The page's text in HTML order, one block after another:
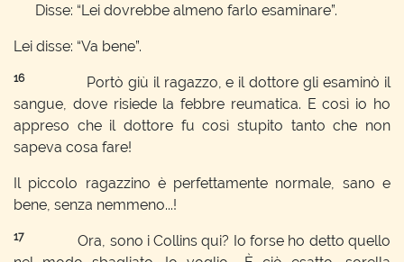
Disse: “Lei dovrebbe almeno farlo esaminare”.
Lei disse: “Va bene”.
16Portò giù il ragazzo, e il dottore gli esaminò il
sangue, dove risiede la febbre reumatica. E così io ho
appreso che il dottore fu così stupito tanto che non
sapeva cosa fare!
Il piccolo ragazzino è perfettamente normale, sano e
bene, senza nemmeno...!
17
Ora, sono i Collins qui? Io forse ho detto quello